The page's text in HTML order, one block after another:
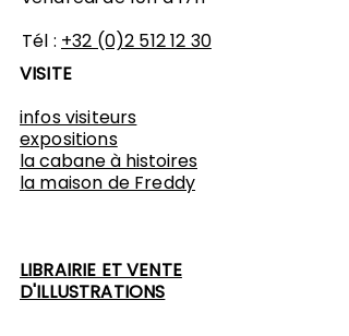
Tél : +32 (0)2 512 12 30
VISITE
infos visiteurs
expositions
​la cabane à histoires
la maison de Freddy
LIBRAIRIE ET VENTE
D'ILLUSTRATIONS